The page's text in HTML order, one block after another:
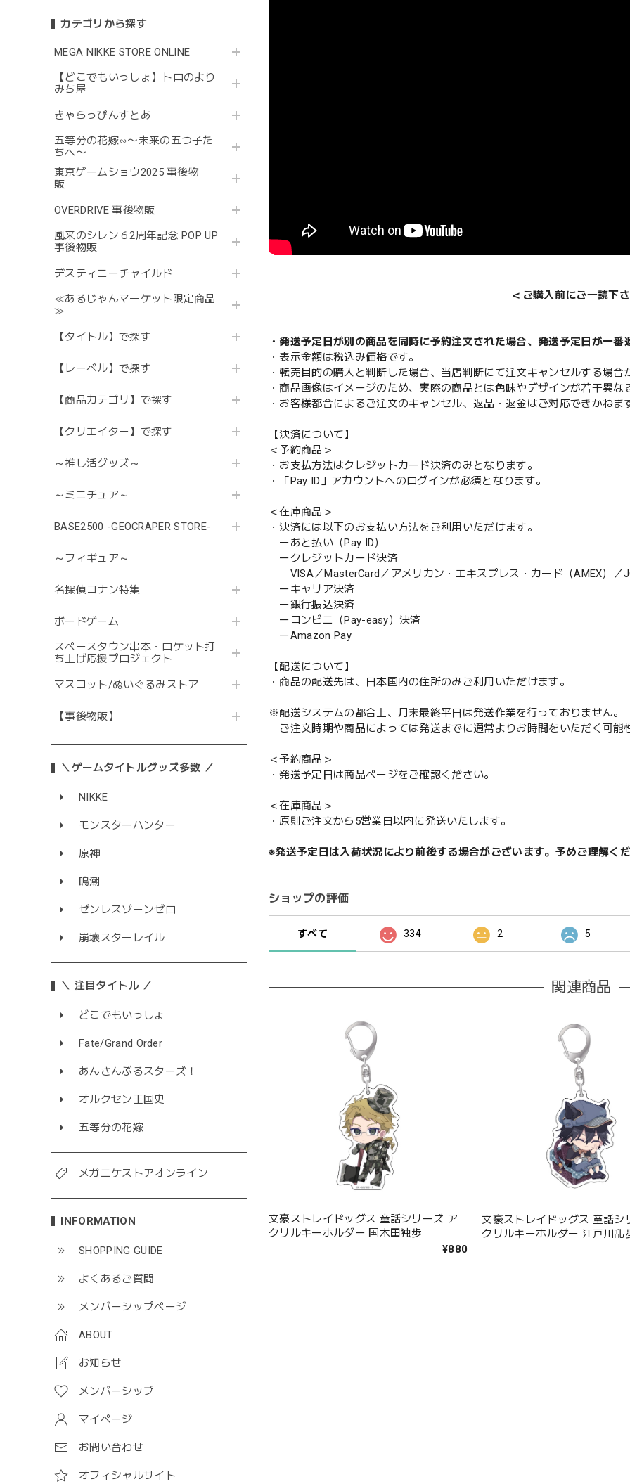
カテゴリから探す
MEGA NIKKE STORE ONLINE
【どこでもいっしょ】トロのより
みち屋
きゃらっぴんすとあ
五等分の花嫁∽〜未来の五つ子た
ちへ〜
東京ゲームショウ2025 事後物
販
OVERDRIVE 事後物販
風来のシレン６2周年記念 POP UP
事後物販
デスティニーチャイルド
≪あるじゃんマーケット限定商品
≫
【タイトル】で探す
【レーベル】で探す
【商品カテゴリ】で探す
【クリエイター】で探す
～推し活グッズ～
～ミニチュア～
BASE2500 -GEOCRAPER STORE-
～フィギュア～
名探偵コナン特集
ボードゲーム
スペースタウン串本・ロケット打
ち上げ応援プロジェクト
マスコット/ぬいぐるみストア
【事後物販】
＼ゲームタイトルグッズ多数 ／
NIKKE
モンスターハンター
原神
鳴潮
ゼンレスゾーンゼロ
崩壊スターレイル
＼ 注目タイトル ／
どこでもいっしょ
Fate/Grand Order
あんさんぶるスターズ！
オルクセン王国史
五等分の花嫁
メガニケストアオンライン
INFORMATION
SHOPPING GUIDE
よくあるご質問
メンバーシップページ
ABOUT
お知らせ
メンバーシップ
マイページ
お問い合わせ
オフィシャルサイト
＜ご購入前にご一読下
・発送予定日が別の商品を同時に予約注文された場合、発送予定日が一
・表示金額は税込み価格です。
・転売目的の購入と判断した場合、当店判断にて注文キャンセルする場合
・商品画像はイメージのため、実際の商品とは色味やデザインが若干異な
・お客様都合によるご注文のキャンセル、返品・返金はご対応できかねま
【決済について】
＜予約商品＞
・お支払方法はクレジットカード決済のみとなります。
・「Pay ID」アカウントへのログインが必須となります。
＜在庫商品＞
・決済には以下のお支払い方法をご利用いただけます。
ーあと払い（Pay ID）
ークレジットカード決済
VISA／MasterCard／アメリカン・エキスプレス・カード（AMEX）／
ーキャリア決済
ー銀行振込決済
ーコンビニ（Pay-easy）決済
ーAmazon Pay
【配送について】
・商品の配送先は、日本国内の住所のみご利用いただけます。
※配送システムの都合上、月末最終平日は発送作業を行っておりません。
ご注文時期や商品によっては発送までに通常よりお時間をいただく可能
＜予約商品＞
・発送予定日は商品ページをご確認ください。
＜在庫商品＞
・原則ご注文から5営業日以内に発送いたします。
※発送予定日は入荷状況により前後する場合がございます。予めご理解く
ショップの評価
すべて 334 2 5
関連商品
文豪ストレイドッグス 童話シリーズ ア
クリルキーホルダー 国木田独歩
¥880
文豪ストレイドッグス 童話シ
クリルキーホルダー 江戸川乱